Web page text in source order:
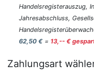
Handelsregisterauszug,
Jahresabschluss,
62,50 € = 13,-- €
Zahlungsart